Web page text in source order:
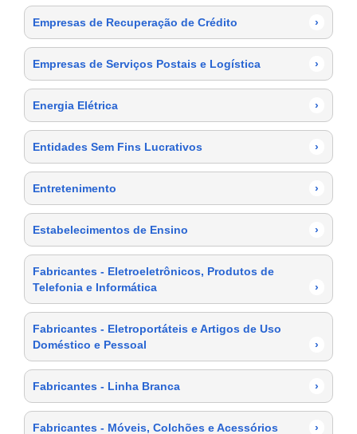
Empresas de Recuperação de Crédito ›
Empresas de Serviços Postais e Logística ›
Energia Elétrica ›
Entidades Sem Fins Lucrativos ›
Entretenimento ›
Estabelecimentos de Ensino ›
Fabricantes - Eletroeletrônicos, Produtos de
Telefonia e Informática
›
Fabricantes - Eletroportáteis e Artigos de Uso
Doméstico e Pessoal
›
Fabricantes - Linha Branca ›
Fabricantes - Móveis, Colchões e Acessórios ›